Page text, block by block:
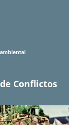
Conflictos